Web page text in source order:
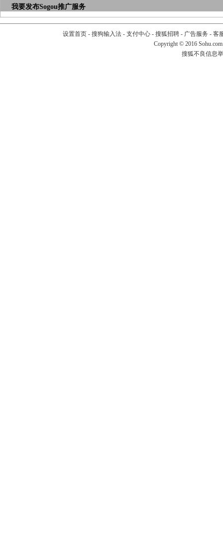
我要发布Sogou推广服务
设置首页- 搜狗输入法- 支付中心- 搜狐招聘- 广告服务 - 客
Copyright © 2016
搜狐不良信息